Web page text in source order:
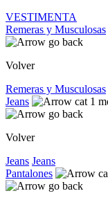
VESTIMENTA
Remeras y Musculosas
Volver
Remeras y Musculosas
Jeans
Volver
Jeans Jeans
Pantalones